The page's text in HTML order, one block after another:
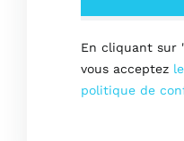
En cliquant sur
vous acceptez
politique de